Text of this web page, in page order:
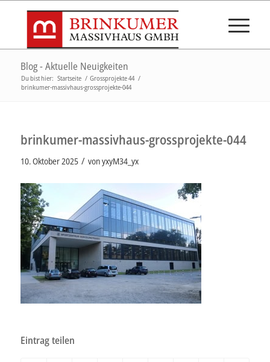
Blog - Aktuelle Neuigkeiten
Du bist hier: Startseite / Grossprojekte 44 /
brinkumer-massivhaus-grossprojekte-044
brinkumer-massivhaus-grossprojekte-044
10. Oktober 2025 / vonyxyM34_yx
Eintrag teilen